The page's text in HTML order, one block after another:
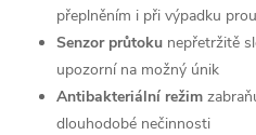
přeplněním i při výpadku
Senzor průtoku nepřetržitě
upozorní na možný únik
Antibakteriální režim
dlouhodobé nečinnosti